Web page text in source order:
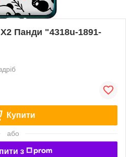
Панди "4318u-1891-
Купити
або
з